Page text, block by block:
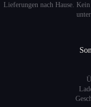
Lieferungen nach Hause.